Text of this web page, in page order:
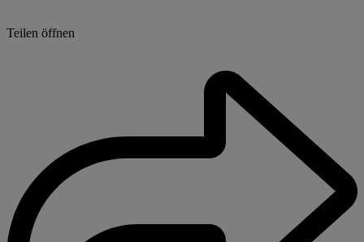
Teilen öffnen